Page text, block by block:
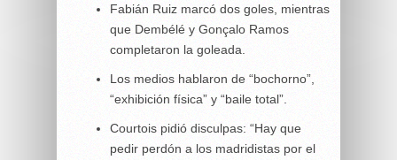
Fabián Ruiz marcó dos goles, mientras
que Dembélé y Gonçalo Ramos
completaron la goleada.
Los medios hablaron de “bochorno”,
“exhibición física” y “baile total”.
Courtois pidió disculpas: “Hay que
pedir perdón a los madridistas por el